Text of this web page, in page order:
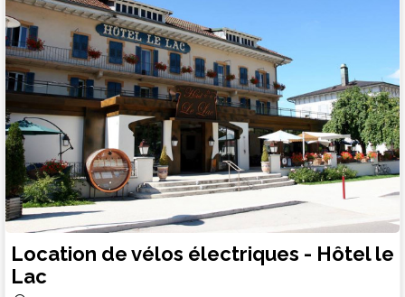
Location de vélos électriques - Hôtel le
Lac